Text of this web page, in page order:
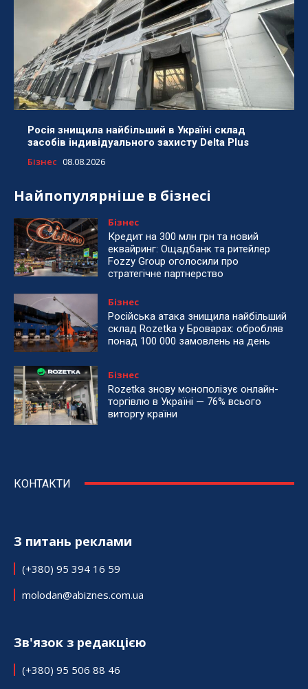
Росія знищила найбільший в Україні склад
засобів індивідуального захисту Delta Plus
Бізнес 08.08.2026
Найпопулярніше в бізнесі
Бізнес
Кредит на 300 млн грн та новий
еквайринг: Ощадбанк та ритейлер
Fozzy Group оголосили про
стратегічне партнерство
Бізнес
Російська атака знищила найбільший
склад Rozetka у Броварах: обробляв
понад 100 000 замовлень на день
Бізнес
Rozetka знову монополізує онлайн-
торгівлю в Україні — 76% всього
виторгу країни
КОНТАКТИ
З питань реклами
(+380) 95 394 16 59
molodan@abiznes.com.ua
Зв'язок з редакцією
(+380) 95 506 88 46